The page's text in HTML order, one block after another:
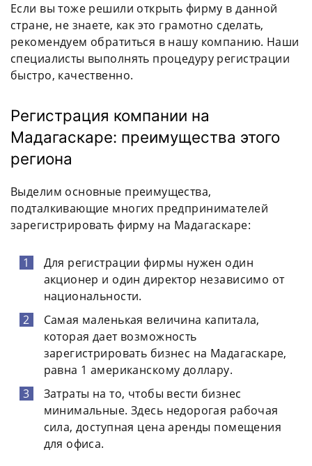
Если вы тоже решили открыть фирму в данной
стране, не знаете, как это грамотно сделать,
рекомендуем обратиться в нашу компанию. Наши
специалисты выполнять процедуру регистрации
быстро, качественно.
Регистрация компании на
Мадагаскаре: преимущества этого
региона
Выделим основные преимущества,
подталкивающие многих предпринимателей
зарегистрировать фирму на Мадагаскаре:
Для регистрации фирмы нужен один
акционер и один директор независимо от
национальности.
Самая маленькая величина капитала,
которая дает возможность
зарегистрировать бизнес на Мадагаскаре,
равна 1 американскому доллару.
Затраты на то, чтобы вести бизнес
минимальные. Здесь недорогая рабочая
сила, доступная цена аренды помещения
для офиса.